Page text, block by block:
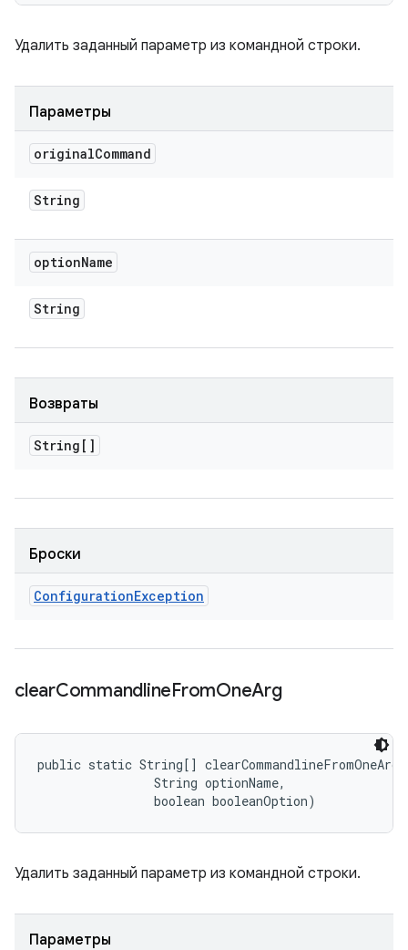
Удалить заданный параметр из командной строки.
Параметры
originalCommand
String
optionName
String
Возвраты
String[]
Броски
ConfigurationException
clearCommandlineFromOneArg
public static String[]
                String optionName,
                boolean booleanOption)
Удалить заданный параметр из командной строки.
Параметры